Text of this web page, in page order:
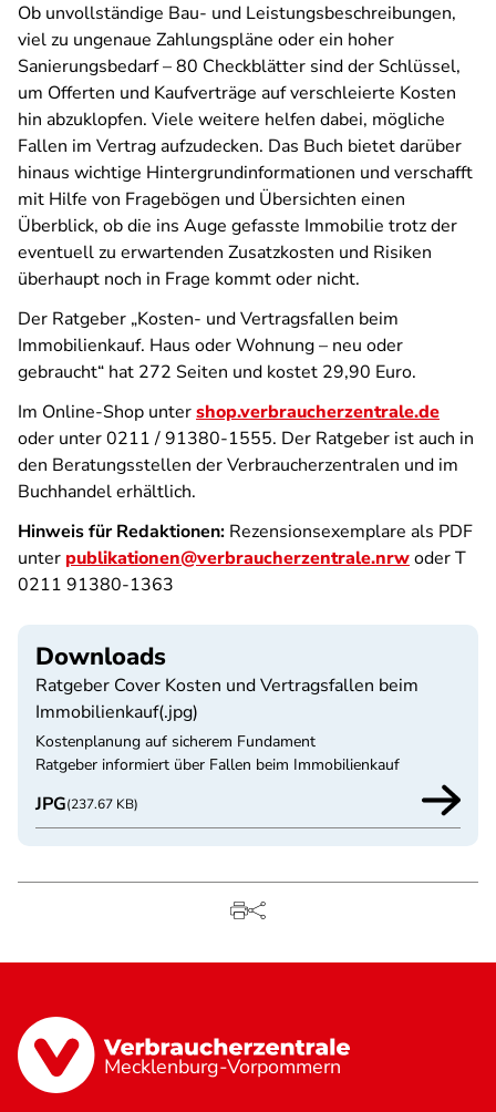
Ob unvollständige Bau- und Leistungsbeschreibungen,
viel zu ungenaue Zahlungspläne oder ein hoher
Sanierungsbedarf – 80 Checkblätter sind der Schlüssel,
um Offerten und Kaufverträge auf verschleierte Kosten
hin abzuklopfen. Viele weitere helfen dabei, mögliche
Fallen im Vertrag aufzudecken. Das Buch bietet darüber
hinaus wichtige Hintergrundinformationen und verschafft
mit Hilfe von Fragebögen und Übersichten einen
Überblick, ob die ins Auge gefasste Immobilie trotz der
eventuell zu erwartenden Zusatzkosten und Risiken
überhaupt noch in Frage kommt oder nicht.
Der Ratgeber „Kosten- und Vertragsfallen beim
Immobilienkauf. Haus oder Wohnung – neu oder
gebraucht“ hat 272 Seiten und kostet 29,90 Euro.
Im Online-Shop untershop.verbraucherzentrale.de
oder unter 0211 / 91380-1555. Der Ratgeber ist auch in
den Beratungsstellen der Verbraucherzentralen und im
Buchhandel erhältlich.
Hinweis für Redaktionen: Rezensionsexemplare als PDF
unter publikationen@verbraucherzentrale.nrwoder T
0211 91380-1363
Downloads
Ratgeber Cover Kosten und Vertragsfallen beim
Immobilienkauf(.jpg)
Kostenplanung auf sicherem Fundament
Ratgeber informiert über Fallen beim Immobilienkauf
JPG(237.67 KB)
Mecklenburg-Vorpommern